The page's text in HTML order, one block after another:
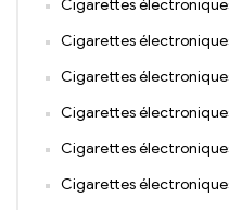
Cigarettes
Cigarettes
Cigarettes
Cigarettes
Cigarettes
Cigarettes